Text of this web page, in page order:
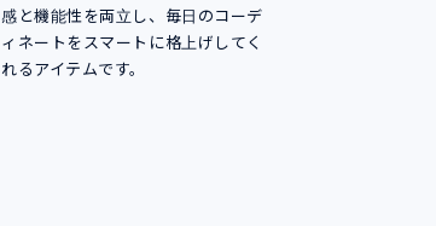
感と機能性を両立し、毎日のコーデ
ィネートをスマートに格上げしてく
れるアイテムです。